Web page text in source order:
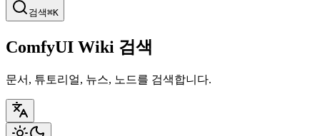
검색⌘K
ComfyUI Wiki 검색
문서, 튜토리얼, 뉴스, 노드를 검색합니다.